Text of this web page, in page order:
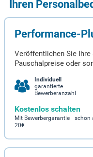
Ihren
Performance-
Veröffentlichen Sie
Pauschalpreise oder
Individuell
garantierte
Bewerberanzahl
Kostenlos schalten
Mit Bewerbergarantie schon
20€